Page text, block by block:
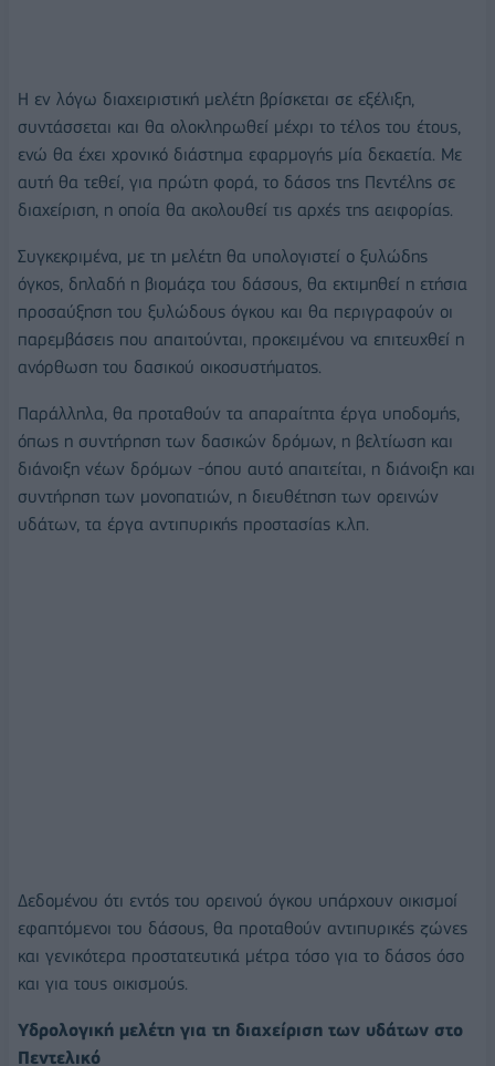
Η εν λόγω διαχειριστική μελέτη βρίσκεται σε εξέλιξη,
συντάσσεται και θα ολοκληρωθεί μέχρι το τέλος του έτους,
ενώ θα έχει χρονικό διάστημα εφαρμογής μία δεκαετία. Με
αυτή θα τεθεί, για πρώτη φορά, το δάσος της Πεντέλης σε
διαχείριση, η οποία θα ακολουθεί τις αρχές της αειφορίας.
Συγκεκριμένα, με τη μελέτη θα υπολογιστεί ο ξυλώδης
όγκος, δηλαδή η βιομάζα του δάσους, θα εκτιμηθεί η ετήσια
προσαύξηση του ξυλώδους όγκου και θα περιγραφούν οι
παρεμβάσεις που απαιτούνται, προκειμένου να επιτευχθεί η
ανόρθωση του δασικού οικοσυστήματος.
Παράλληλα, θα προταθούν τα απαραίτητα έργα υποδομής,
όπως η συντήρηση των δασικών δρόμων, η βελτίωση και
διάνοιξη νέων δρόμων -όπου αυτό απαιτείται, η διάνοιξη και
συντήρηση των μονοπατιών, η διευθέτηση των ορεινών
υδάτων, τα έργα αντιπυρικής προστασίας κ.λπ.
Δεδομένου ότι εντός του ορεινού όγκου υπάρχουν οικισμοί
εφαπτόμενοι του δάσους, θα προταθούν αντιπυρικές ζώνες
και γενικότερα προστατευτικά μέτρα τόσο για το δάσος όσο
και για τους οικισμούς.
Υδρολογική μελέτη για τη διαχείριση των υδάτων στο
Πεντελικό